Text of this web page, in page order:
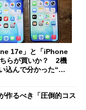
17e」と「iPhone
らが買いか？ 2機
込んで分かった“ス
作るべき「圧倒的コス